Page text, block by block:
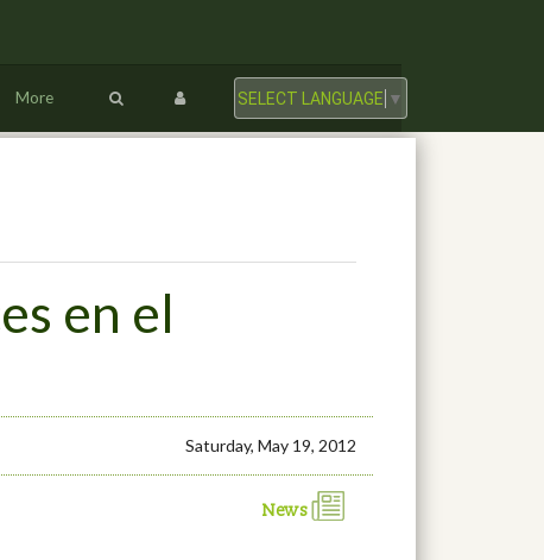
More SELECT LANGUAGE ▼
en el
Saturday, May 19, 2012
News